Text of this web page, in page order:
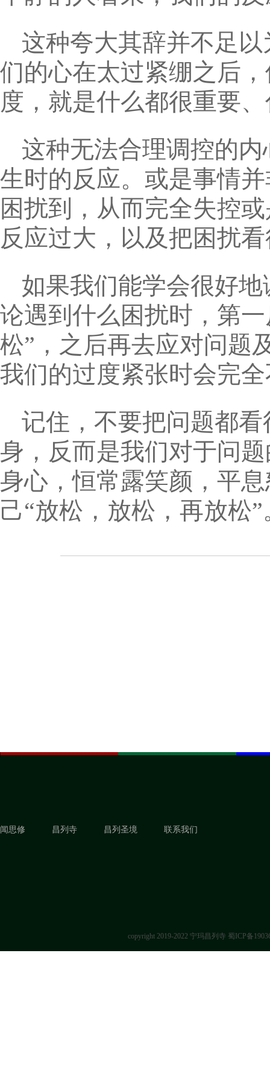
这种夸大其辞并不足
们的心在太过紧绷之后
度，就是什么都很重要
这种无法合理调控的
生时的反应。或是事情
困扰到，从而完全失控
反应过大，以及把困扰
如果我们能学会很好
论遇到什么困扰时，第
松”，之后再去应对问题
我们的过度紧张时会完
记住，不要把问题都
身，反而是我们对于问
身心，恒常露笑颜，平
己“放松，放松，再放松”
闻思修 昌列寺 昌列圣境 联系我们
copyright 2019-2022 宁玛昌列寺 蜀ICP备